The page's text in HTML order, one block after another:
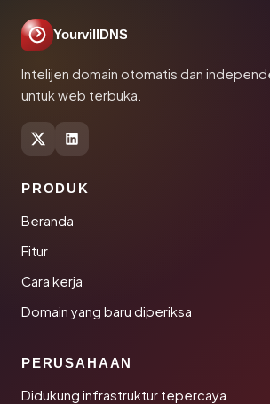
YourvillDNS
Intelijen domain otomatis dan
untuk web terbuka.
PRODUK
Beranda
Fitur
Cara kerja
Domain yang baru diperiksa
PERUSAHAAN
Didukung infrastruktur tepercaya